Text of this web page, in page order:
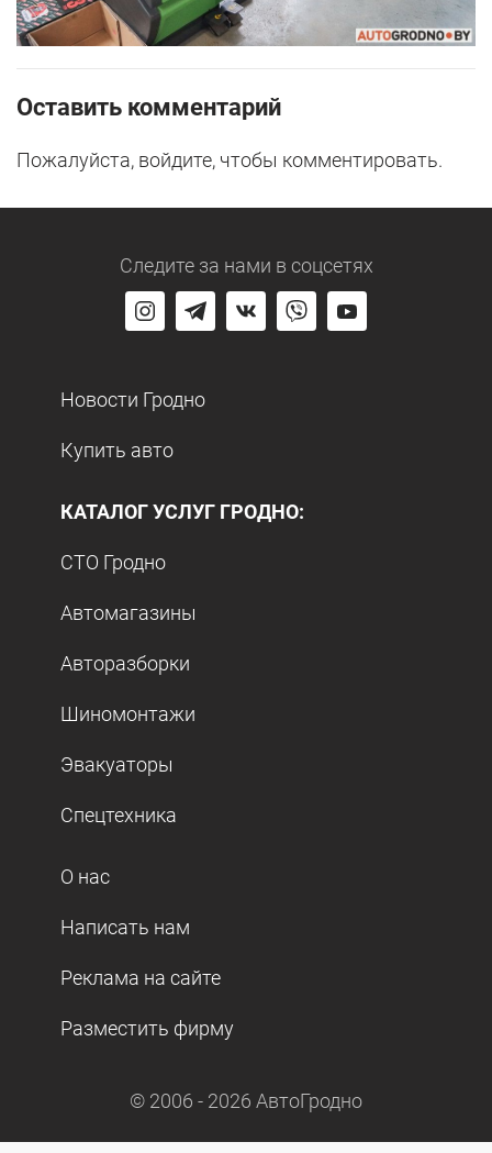
Оставить комментарий
Пожалуйста, войдите, чтобы комментировать.
Следите за нами в соцсетях
Новости Гродно
Купить авто
КАТАЛОГ УСЛУГ ГРОДНО:
СТО Гродно
Автомагазины
Авторазборки
Шиномонтажи
Эвакуаторы
Спецтехника
О нас
Написать нам
Реклама на сайте
Разместить фирму
© 2006 - 2026 АвтоГродно